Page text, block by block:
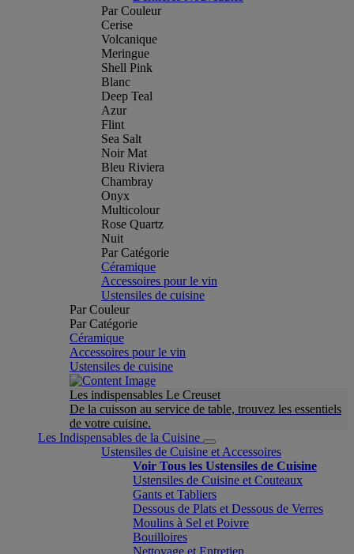
Par Couleur
Cerise
Volcanique
Meringue
Shell Pink
Blanc
Deep Teal
Azur
Flint
Sea Salt
Noir Mat
Bleu Riviera
Chambray
Onyx
Multicolour
Rose Quartz
Nuit
Par Catégorie
Céramique
Accessoires pour le vin
Ustensiles de cuisine
Par Couleur
Par Catégorie
Céramique
Accessoires pour le vin
Ustensiles de cuisine
Les indispensables Le Creuset
De la cuisson au service de table, trouvez les essentiels
de votre cuisine.
Les Indispensables de la Cuisine
Ustensiles de Cuisine et Accessoires
Voir Tous les Ustensiles de Cuisine
Ustensiles de Cuisine et Couteaux
Gants et Tabliers
Dessous de Plats et Dessous de Verres
Moulins à Sel et Poivre
Bouilloires
Nettoyage et Entretien